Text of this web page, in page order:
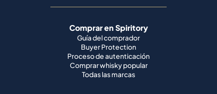
Comprar en Spiritory
Guía del comprador
Buyer Protection
Proceso de autenticación
Comprar whisky popular
Todas las marcas